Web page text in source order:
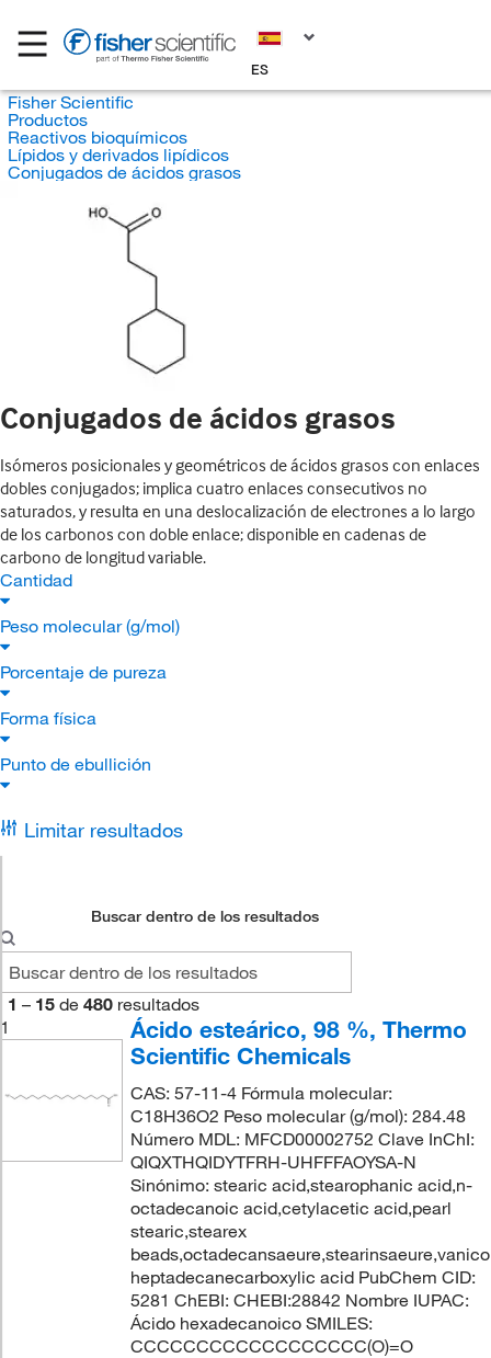
ES
Fisher Scientific
Productos
Reactivos bioquímicos
Lípidos y derivados lipídicos
Conjugados de ácidos grasos
Conjugados de ácidos grasos
Isómeros posicionales y geométricos de ácidos grasos con enlaces
dobles conjugados; implica cuatro enlaces consecutivos no
saturados, y resulta en una deslocalización de electrones a lo largo
de los carbonos con doble enlace; disponible en cadenas de
carbono de longitud variable.
Cantidad
Peso molecular (g/mol)
Porcentaje de pureza
Forma física
Punto de ebullición
Limitar resultados
Buscar dentro de los resultados
1 – 15 de 480 resultados
1
Ácido esteárico, 98 %, Thermo
Scientific Chemicals
CAS: 57-11-4 Fórmula molecular:
C18H36O2 Peso molecular (g/mol): 284.48
Número MDL: MFCD00002752 Clave InChI:
QIQXTHQIDYTFRH-UHFFFAOYSA-N
Sinónimo: stearic acid,stearophanic acid,n-
octadecanoic acid,cetylacetic acid,pearl
stearic,stearex
heptadecanecarboxylic acid PubChem CID:
5281 ChEBI: CHEBI:28842 Nombre IUPAC:
Ácido hexadecanoico SMILES:
CCCCCCCCCCCCCCCCCC(O)=O